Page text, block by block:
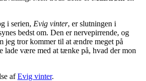
i serien, Evig vinter, er slutningen i
bedst om. Den er nervepirrende, og
jeg tror kommer til at ændre meget på
være med at tænke på, hvad der mon
afEvig vinter.